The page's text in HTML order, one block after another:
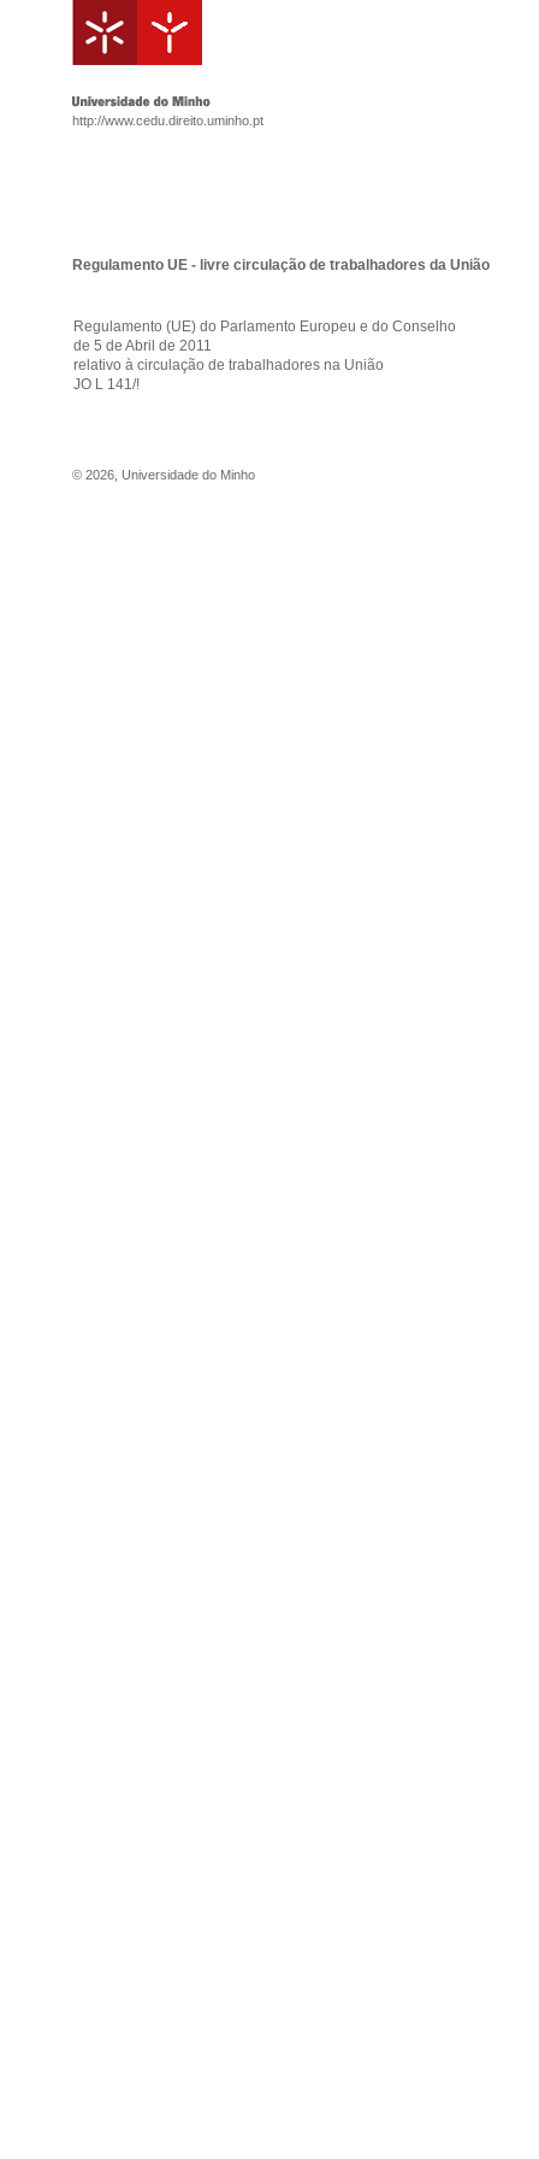
http://www.cedu.direito.uminho.pt
Regulamento UE - livre circulação de trabalhadores da União
Regulamento (UE) do Parlamento Europeu e do Conselho
de 5 de Abril de 2011
relativo à circulação de trabalhadores na União
JO L 141/!
© 2026 Universidade do Minho